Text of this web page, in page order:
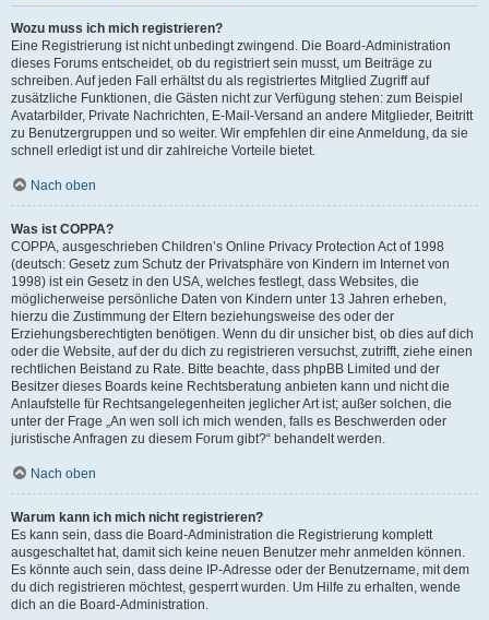
Wozu muss ich mich registrieren?
Eine Registrierung ist nicht unbedingt zwingend. Die Board-Administration
dieses Forums entscheidet, ob du registriert sein musst, um Beiträge zu
schreiben. Auf jeden Fall erhältst du als registriertes Mitglied Zugriff auf
zusätzliche Funktionen, die Gästen nicht zur Verfügung stehen: zum Beispiel
Avatarbilder, Private Nachrichten, E-Mail-Versand an andere Mitglieder, Beitritt
zu Benutzergruppen und so weiter. Wir empfehlen dir eine Anmeldung, da sie
schnell erledigt ist und dir zahlreiche Vorteile bietet.
Nach oben
Was ist COPPA?
COPPA, ausgeschrieben Children’s Online Privacy Protection Act of 1998
(deutsch: Gesetz zum Schutz der Privatsphäre von Kindern im Internet von
1998) ist ein Gesetz in den USA, welches festlegt, dass Websites, die
möglicherweise persönliche Daten von Kindern unter 13 Jahren erheben,
hierzu die Zustimmung der Eltern beziehungsweise des oder der
Erziehungsberechtigten benötigen. Wenn du dir unsicher bist, ob dies auf dich
oder die Website, auf der du dich zu registrieren versuchst, zutrifft, ziehe einen
rechtlichen Beistand zu Rate. Bitte beachte, dass phpBB Limited und der
Besitzer dieses Boards keine Rechtsberatung anbieten kann und nicht die
Anlaufstelle für Rechtsangelegenheiten jeglicher Art ist; außer solchen, die
unter der Frage „An wen soll ich mich wenden, falls es Beschwerden oder
juristische Anfragen zu diesem Forum gibt?“ behandelt werden.
Nach oben
Warum kann ich mich nicht registrieren?
Es kann sein, dass die Board-Administration die Registrierung komplett
ausgeschaltet hat, damit sich keine neuen Benutzer mehr anmelden können.
Es könnte auch sein, dass deine IP-Adresse oder der Benutzername, mit dem
du dich registrieren möchtest, gesperrt wurden. Um Hilfe zu erhalten, wende
dich an die Board-Administration.